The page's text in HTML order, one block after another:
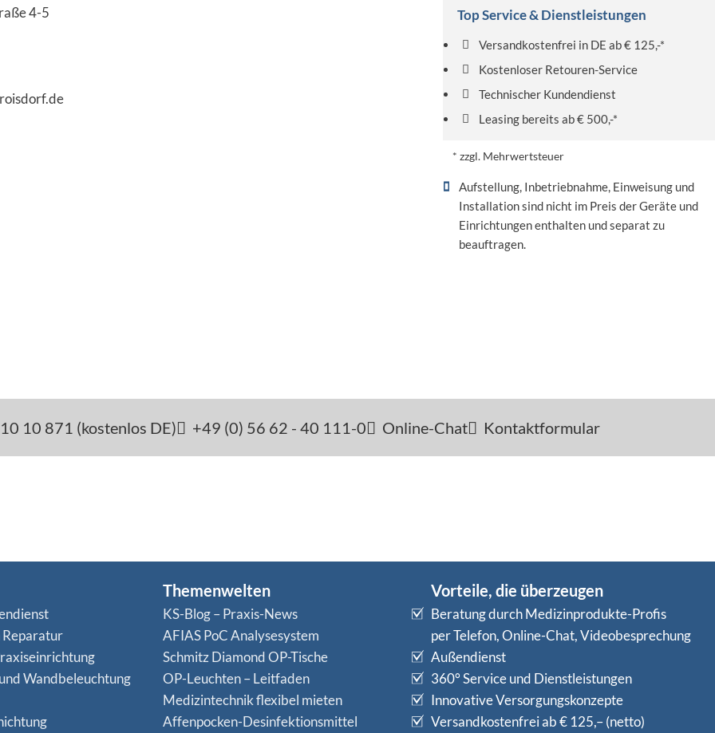
4-5
Top Service & Dienstleistungen
Versandkostenfrei in DE ab € 125,-*
Kostenloser Retouren-Service
Technischer Kundendienst
Leasing bereits ab € 500,-*
* zzgl. Mehrwertsteuer
Aufstellung, Inbetriebnahme, Einweisung und
Installation sind nicht im Preis der Geräte und
Einrichtungen enthalten und separat zu
beauftragen.
10 871 (kostenlos DE) +49 (0) 56 62 - 40 111-0 Online-Chat Kontaktformular
Reparatur
Wandbeleuchtung
Themenwelten
KS-Blog – Praxis-News
AFIAS PoC Analysesystem
Schmitz Diamond OP-Tische
OP-Leuchten – Leitfaden
Medizintechnik flexibel mieten
Affenpocken-Desinfektionsmittel
Vorteile, die überzeugen
Beratung durch Medizinprodukte-Profis
per Telefon, Online-Chat, Videobesprechung
Außendienst
360° Service und Dienstleistungen
Innovative Versorgungskonzepte
Versandkostenfrei ab € 125,– (netto)